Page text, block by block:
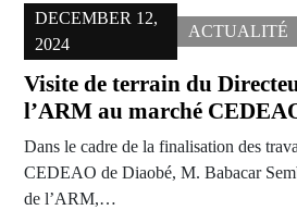
DECEMBER 12,
2024
ACTUALITÉ
Visite de terrain du
l’ARM au marché
Dans le cadre de la finalisation des
CEDEAO de Diaobé, M. Babacar
de l’ARM,…